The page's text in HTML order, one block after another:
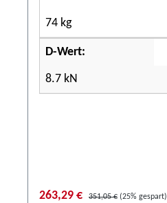
74 kg
D-Wert:
8.7 kN
263,29 € 351,05 € (25% gespart)